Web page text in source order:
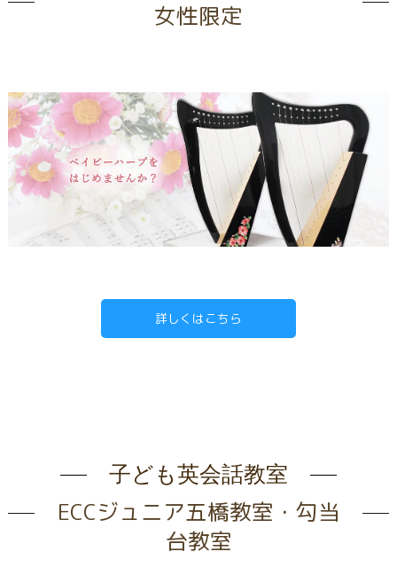
女性限定
詳しくはこちら
子ども英会話教室
ECCジュニア五橋教室・勾当
台教室